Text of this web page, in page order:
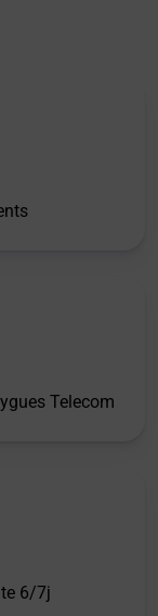
Telecom
6/7j